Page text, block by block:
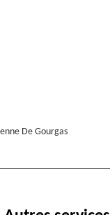
De Gourgas